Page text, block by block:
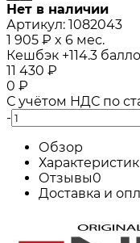
Нет в наличии
Артикул: 1082043
1 905 ₽ x 6 мес.
Кешбэк +114.3
11 430 ₽
0 ₽
С учётом НДС по
-
Обзор
Отзывы0
Доставка и